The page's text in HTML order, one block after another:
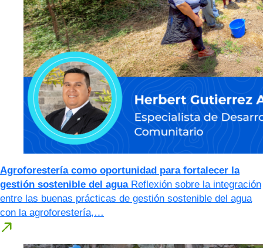
Agroforestería como oportunidad para fortalecer la
gestión sostenible del agua Reflexión sobre la integración
entre las buenas prácticas de gestión sostenible del agua
con la agroforestería,…